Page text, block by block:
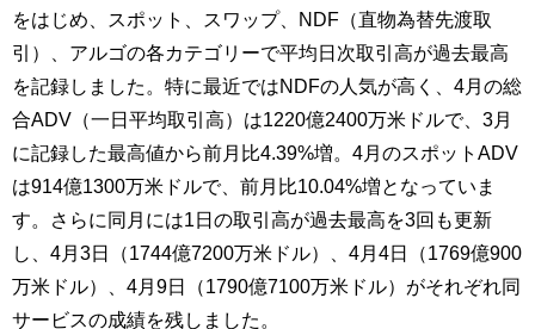
をはじめ、スポット、スワップ、NDF（直物為替先渡取
引）、アルゴの各カテゴリーで平均日次取引高が過去最高
を記録しました。特に最近ではNDFの人気が高く、4月の総
合ADV（一日平均取引高）は1220億2400万米ドルで、3月
に記録した最高値から前月比4.39%増。4月のスポットADV
は914億1300万米ドルで、前月比10.04%増となっていま
す。さらに同月には1日の取引高が過去最高を3回も更新
し、4月3日（1744億7200万米ドル）、4月4日（1769億900
万米ドル）、4月9日（1790億7100万米ドル）がそれぞれ同
サービスの成績を残しました。